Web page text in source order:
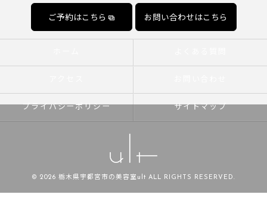
ご予約はこちら お問い合わせはこちら
プライバシーポリシー サイトマップ
© 2026 栃木県宇都宮市の美容室ult ALL RIGHTS RESERVED.